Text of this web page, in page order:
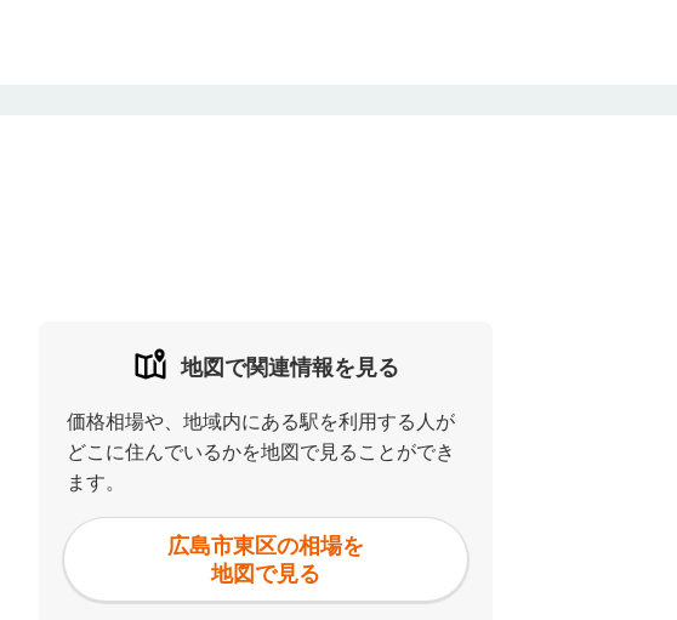
地図で関連情報を見る
価格相場や、地域内にある駅を利用する人が
どこに住んでいるかを地図で見ることができ
ます。
広島市東区の相場を
地図で見る